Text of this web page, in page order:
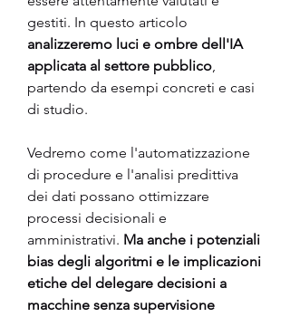
gestiti. In questo articolo
analizzeremo luci e ombre dell'IA
applicata al settore pubblico,
partendo da esempi concreti e casi
di studio.
Vedremo come l'automatizzazione
di procedure e l'analisi predittiva
dei dati possano ottimizzare
processi decisionali e
amministrativi. Ma anche i potenziali
bias degli algoritmi e le implicazioni
etiche del delegare decisioni a
macchine senza supervisione